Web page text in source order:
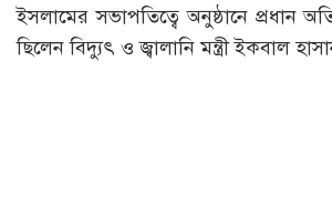
ইসলামের সভাপতিত্বে অনুষ্ঠানে প্রধান
ছিলেন বিদ্যুৎ ও জ্বালানি মন্ত্রী ইকবাল